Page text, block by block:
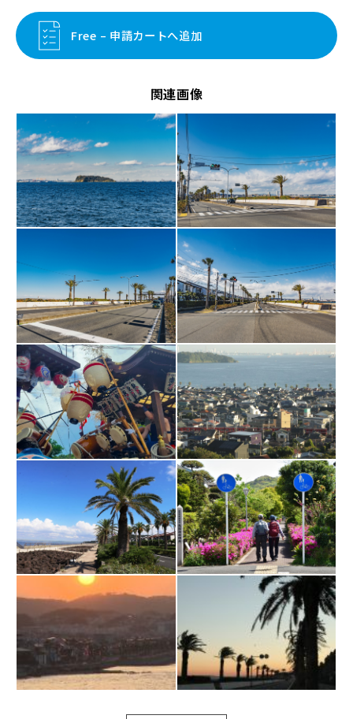
Free – 申請カートへ追加
関連画像